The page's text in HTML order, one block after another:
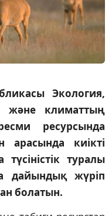
Экология,
және климаттың
ресурсында
арасында киікті
туралы
дайындық жүріп
болатын.